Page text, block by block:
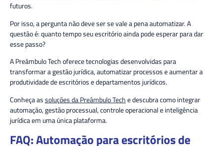
futuros.
Por isso, a pergunta não deve ser se vale a pena automatizar. A
questão é: quanto tempo seu escritório ainda pode esperar para dar
esse passo?
A Preâmbulo Tech oferece tecnologias desenvolvidas para
transformar a gestão jurídica, automatizar processos e aumentar a
produtividade de escritórios e departamentos jurídicos.
Conheça assoluções da Preâmbulo Teche descubra como integrar
automação, gestão processual, controle operacional e inteligência
jurídica em uma única plataforma.
FAQ: Automação para escritórios de